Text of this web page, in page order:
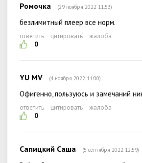
Ромочка (29 ноября 2022 11:53)
безлимитный плеер все норм.
ответить цитировать
жалоба
0
YU MV (4 ноября 2022 11:00)
Офигенно, пользуюсь и замечаний
ответить цитировать
жалоба
0
Сапицкий Саша (5 сентября 2022 12:59)